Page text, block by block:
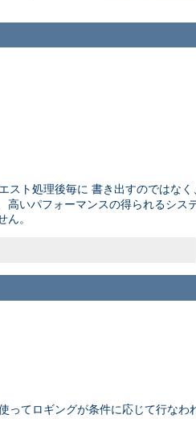
スト処理後毎に 書き出すのではなく
高いパフォーマンスの得られるシス
。
ってロギングが条件に応じて行なわ